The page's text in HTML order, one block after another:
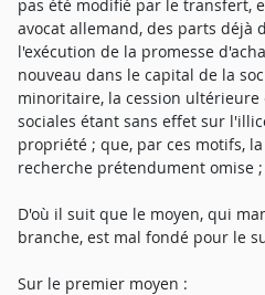
pas été modifié par le transfert,
avocat allemand, des parts déjà
l'exécution de la promesse
nouveau dans le capital de la
minoritaire, la cession
sociales étant sans effet sur
propriété ; que, par ces motifs,
recherche prétendument omise ;
D'où il suit que le moyen, qui
branche, est mal fondé pour le
Sur le premier moyen :